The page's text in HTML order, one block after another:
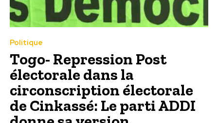
Politique
Togo- Repression Post
électorale dans la
circonscription électorale
de Cinkassé: Le parti ADDI